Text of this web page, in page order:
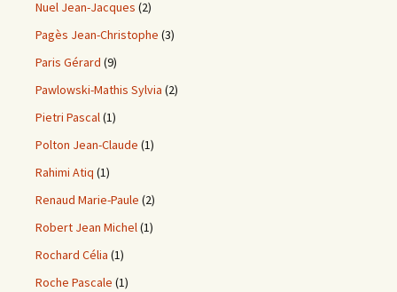
Nuel Jean-Jacques (2)
Pagès Jean-Christophe (3)
Paris Gérard (9)
Pawlowski-Mathis Sylvia (2)
Pietri Pascal(1)
Polton Jean-Claude (1)
Rahimi Atiq (1)
Renaud Marie-Paule (2)
Robert Jean Michel(1)
Rochard Célia (1)
Roche Pascale (1)